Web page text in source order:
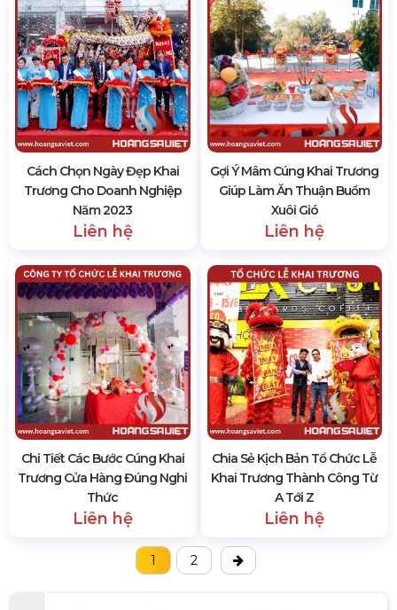
Cách Chọn Ngày Đẹp Khai
Trương Cho Doanh Nghiệp
Năm 2023
Liên hệ
Gợi Ý Mâm Cúng Khai Trương
Giúp Làm Ăn Thuận Buồm
Xuôi Gió
Liên hệ
Chi Tiết Các Bước Cúng Khai
Trương Cửa Hàng Đúng Nghi
Thức
Liên hệ
Chia Sẻ Kịch Bản Tổ Chức Lễ
Khai Trương Thành Công Từ
A Tới Z
Liên hệ
1 2